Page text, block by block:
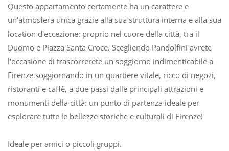
Questo appartamento certamente ha un carattere e
un'atmosfera unica grazie alla sua struttura interna e alla sua
location d'eccezione: proprio nel cuore della città, tra il
Duomo e Piazza Santa Croce. Scegliendo Pandolfini avrete
l'occasione di trascorrerete un soggiorno indimenticabile a
Firenze soggiornando in un quartiere vitale, ricco di negozi,
ristoranti e caffè, a due passi dalle principali attrazioni e
monumenti della città: un punto di partenza ideale per
esplorare tutte le bellezze storiche e culturali di Firenze!
Ideale per amici o piccoli gruppi.